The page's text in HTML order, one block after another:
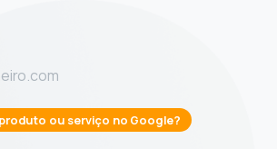
ou serviço no Google?